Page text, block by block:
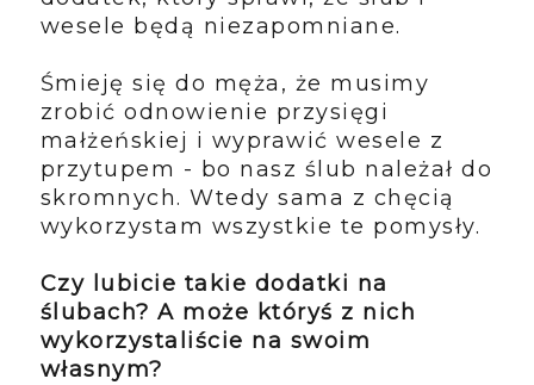
wesele będą niezapomniane.
Śmieję się do męża, że musimy
zrobić odnowienie przysięgi
małżeńskiej i wyprawić wesele z
przytupem - bo nasz ślub należał do
skromnych. Wtedy sama z chęcią
wykorzystam wszystkie te pomysły.
Czy lubicie takie dodatki na
ślubach? A może któryś z nich
wykorzystaliście na swoim
własnym?